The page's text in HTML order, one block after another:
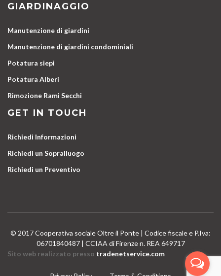
GIARDINAGGIO
Manutenzione di giardini
Manutenzione di giardini condominiali
Potatura siepi
Potatura Alberi
Rimozione Rami Secchi
GET IN TOUCH
Richiedi Informazioni
Richiedi un Sopralluogo
Richiedi un Preventivo
© 2017 Cooperativa sociale Oltre il Ponte | Codice fiscale e P.Iva:
06701840487 | CCIAA di Firenze n. REA 649717
Sito web realizzato presso tradenetservice.com